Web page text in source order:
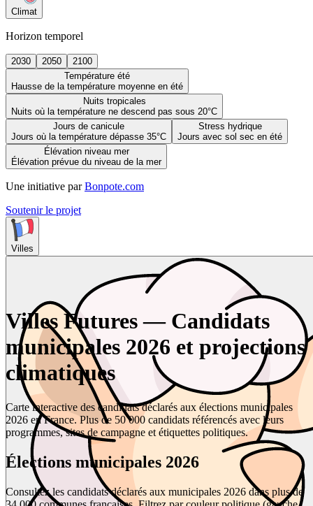
Climat
Horizon temporel
2030 2050
2100
Température été
Hausse de la température moyenne en été
Nuits tropicales
Nuits où la température ne descend pas sous 20°C
Jours de canicule
Jours où la température dépasse 35°C
Stress hydrique
Jours avec sol sec en été
Élévation niveau mer
Élévation prévue du niveau de la mer
Une initiative par Bonpote.com
Soutenir le projet
Villes
Villes Futures — Candidats
municipales 2026 et projections
climatiques
Carte interactive des candidats déclarés aux élections municipales
2026 en France. Plus de 50 000 candidats référencés avec leurs
programmes, sites de campagne et étiquettes politiques.
Élections municipales 2026
Consultez les candidats déclarés aux municipales 2026 dans plus de